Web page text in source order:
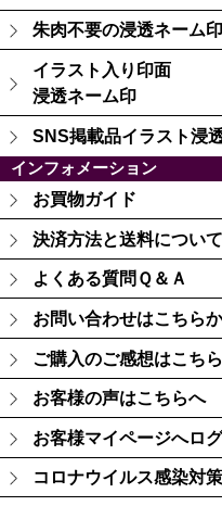
朱肉不要の浸透ネーム印
イラスト入り印面
浸透ネーム印
SNS掲載品イラスト浸
インフォメーション
お買物ガイド
決済方法と送料について
よくある質問Ｑ＆Ａ
お問い合わせはこちら
ご購入のご感想はこち
お客様の声はこちらへ
お客様マイページへロ
コロナウイルス感染対